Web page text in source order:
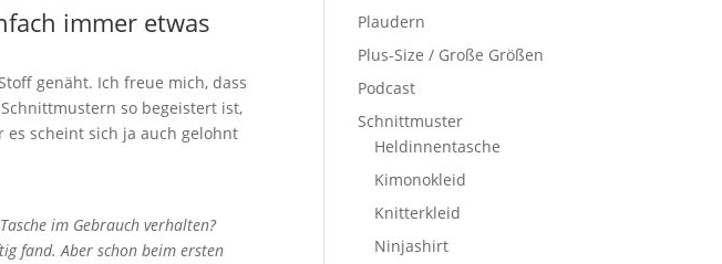
immer etwas
genäht. Ich freue mich, dass
so begeistert ist,
scheint sich ja auch gelohnt
im Gebrauch verhalten?
fand. Aber schon beim ersten
Plaudern
Plus-Size / Große Größen
Podcast
Schnittmuster
Heldinnentasche
Kimonokleid
Knitterkleid
Ninjashirt